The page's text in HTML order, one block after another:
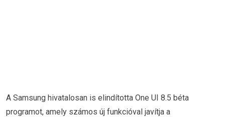
A Samsung hivatalosan is elindította One UI 8.5 béta
programot, amely számos új funkcióval javítja a